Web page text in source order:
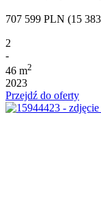
707 599 PLN (15 383
2
-
46 m2
2023
Przejdź do oferty